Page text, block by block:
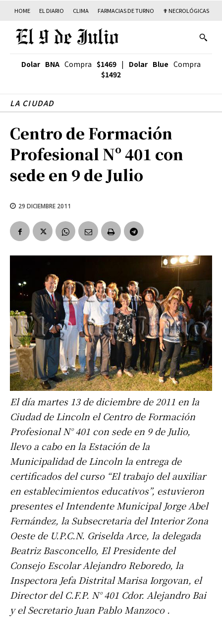
HOME EL DIARIO CLIMA FARMACIAS DE TURNO ✟ NECROLÓGICAS
Dolar BNA Compra $1469 | Dolar Blue Compra
$1492
LA CIUDAD
Centro de Formación
Profesional Nº 401 con
sede en 9 de Julio
29 DICIEMBRE 2011
El día martes 13 de diciembre de 2011 en la
Ciudad de Lincoln el Centro de Formación
Profesional N° 401 con sede en 9 de Julio,
llevo a cabo en la Estación de la
Municipalidad de Lincoln la entrega de
certificados del curso “El trabajo del auxiliar
en establecimientos educativos”, estuvieron
presentes el Intendente Municipal Jorge Abel
Fernández, la Subsecretaria del Interior Zona
Oeste de U.P.C.N. Griselda Arce, la delegada
Beatriz Basconcello, El Presidente del
Consejo Escolar Alejandro Reboredo, la
Inspectora Jefa Distrital Marisa Iorgovan, el
Director del C.F.P. N° 401 Cdor. Alejandro Bai
y el Secretario Juan Pablo Manzoco .